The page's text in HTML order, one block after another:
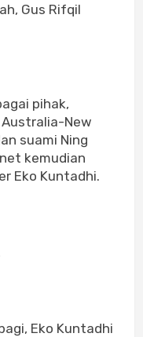
Gus Rifqil
pihak,
Australia-New
suami Ning
kemudian
Eko Kuntadhi.
Eko Kuntadhi